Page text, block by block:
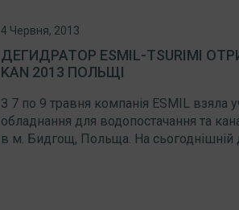
4 Червня, 2013
ДЕГИДРАТОР ESMIL-TSURIMI
KAN 2013 ПОЛЬЩІ
З 7 по 9 травня компанія ESMIL взяла
обладнання для водопостачання та
в м. Бидгощ, Польща. На сьогоднішній